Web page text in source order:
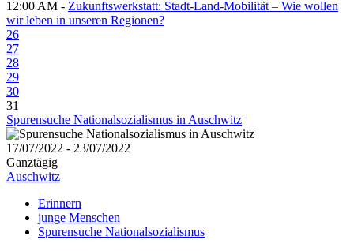
12:00 AM - Zukunftswerkstatt: Stadt-Land-Mobilität – Wie wollen
wir leben in unseren Regionen?
26
27
28
29
30
31
Spurensuche Nationalsozialismus in Auschwitz
17/07/2022 - 23/07/2022
Ganztägig
Auschwitz
Erinnern
junge Menschen
Spurensuche Nationalsozialismus